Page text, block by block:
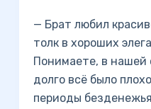
— Брат любил
толк в хороших
Понимаете, в нашей
долго всё было
периоды